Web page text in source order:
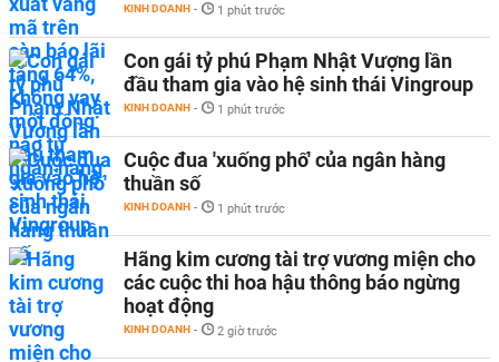
KINH DOANH - 1 phút trước
Con gái tỷ phú Phạm Nhật Vượng lần
đầu tham gia vào hệ sinh thái Vingroup
KINH DOANH - 1 phút trước
Cuộc đua 'xuống phố' của ngân hàng
thuần số
KINH DOANH - 1 phút trước
Hãng kim cương tài trợ vương miện cho
các cuộc thi hoa hậu thông báo ngừng
hoạt động
KINH DOANH - 2 giờ trước